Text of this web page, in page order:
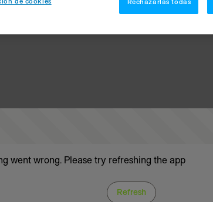
went wrong. Please try refreshing the app
Refresh
de cookies Rechazarlas todas